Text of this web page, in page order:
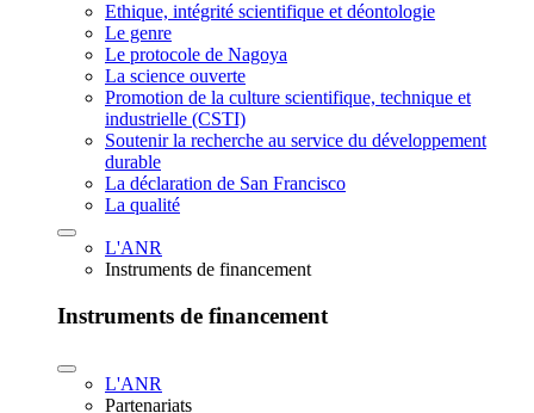
Ethique, intégrité scientifique et déontologie
Le genre
Le protocole de Nagoya
La science ouverte
Promotion de la culture scientifique, technique et
industrielle (CSTI)
Soutenir la recherche au service du développement
durable
La déclaration de San Francisco
La qualité
L'ANR
Instruments de financement
Instruments de financement
L'ANR
Partenariats